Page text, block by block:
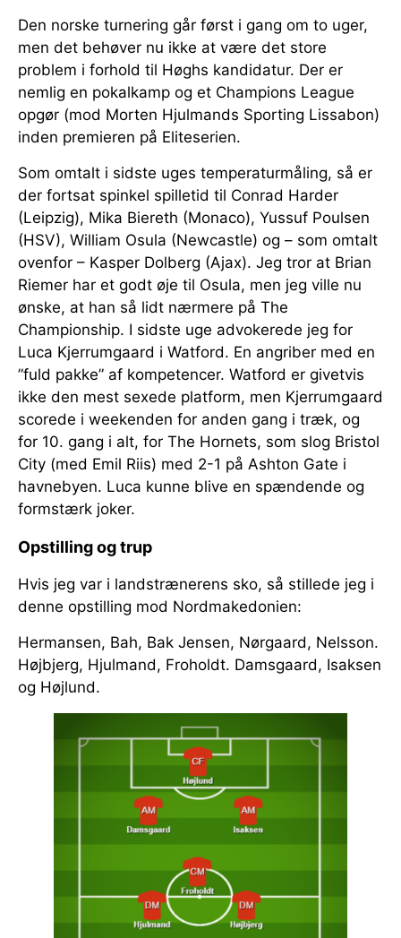
Den norske turnering går først i gang om to uger,
men det behøver nu ikke at være det store
problem i forhold til Høghs kandidatur. Der er
nemlig en pokalkamp og et Champions League
opgør (mod Morten Hjulmands Sporting Lissabon)
inden premieren på Eliteserien.
Som omtalt i sidste uges temperaturmåling, så er
der fortsat spinkel spilletid til Conrad Harder
(Leipzig), Mika Biereth (Monaco), Yussuf Poulsen
(HSV), William Osula (Newcastle) og – som omtalt
ovenfor – Kasper Dolberg (Ajax). Jeg tror at Brian
Riemer har et godt øje til Osula, men jeg ville nu
ønske, at han så lidt nærmere på The
Championship. I sidste uge advokerede jeg for
Luca Kjerrumgaard i Watford. En angriber med en
”fuld pakke” af kompetencer. Watford er givetvis
ikke den mest sexede platform, men Kjerrumgaard
scorede i weekenden for anden gang i træk, og
for 10. gang i alt, for The Hornets, som slog Bristol
City (med Emil Riis) med 2-1 på Ashton Gate i
havnebyen. Luca kunne blive en spændende og
formstærk joker.
Opstilling og trup
Hvis jeg var i landstrænerens sko, så stillede jeg i
denne opstilling mod Nordmakedonien:
Hermansen, Bah, Bak Jensen, Nørgaard, Nelsson.
Højbjerg, Hjulmand, Froholdt. Damsgaard, Isaksen
og Højlund.